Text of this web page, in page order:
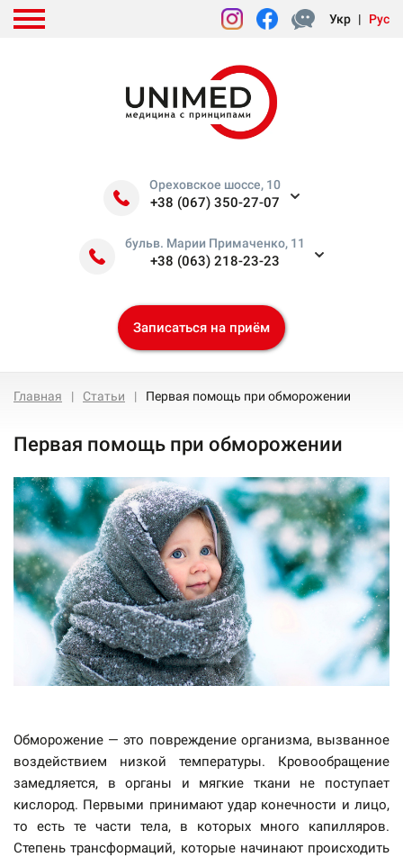
Укр | Рус
Ореховское шоссе, 10
+38 (067) 350-27-07
бульв. Марии Примаченко, 11
+38 (063) 218-23-23
Записаться на приём
Главная Статьи Первая помощь при обморожении
Первая помощь при обморожении
Обморожение — это повреждение организма, вызванное
воздействием низкой температуры. Кровообращение
замедляется, в органы и мягкие ткани не поступает
кислород. Первыми принимают удар конечности и лицо,
то есть те части тела, в которых много капилляров.
Степень трансформаций, которые начинают происходить